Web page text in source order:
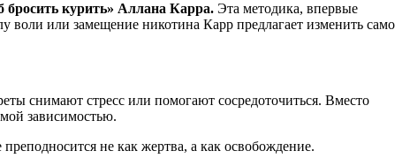
бросить курить» Аллана Карра. Эта методика, впервые
воли или замещение никотина Карр предлагает изменить само
снимают стресс или помогают сосредоточиться. Вместо
зависимостью.
не как жертва, а как освобождение.